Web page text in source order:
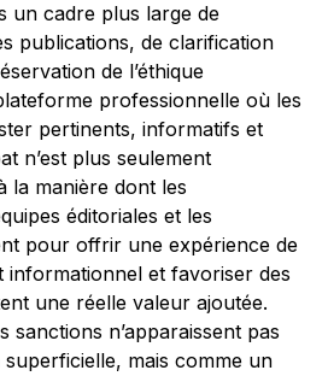
un cadre plus large de
publications, de clarification
de l’éthique
professionnelle où les
pertinents, informatifs et
n’est plus seulement
la manière dont les
éditoriales et les
pour offrir une expérience de
informationnel et favoriser des
une réelle valeur ajoutée.
sanctions n’apparaissent pas
mais comme un